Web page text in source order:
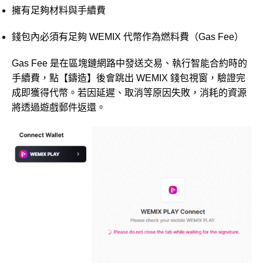
擁有足夠材料與手續費
錢包內必須有足夠 WEMIX 代幣作為燃料費（Gas Fee）
Gas Fee 是在區塊鏈網路中發送交易、執行智能合約時的
手續費，點【鑄造】後會跳出 WEMIX 錢包視窗，驗證完
成即獲得代幣。若因延遲、取消等原因失敗，消耗的資源
將透過遊戲郵件返還。